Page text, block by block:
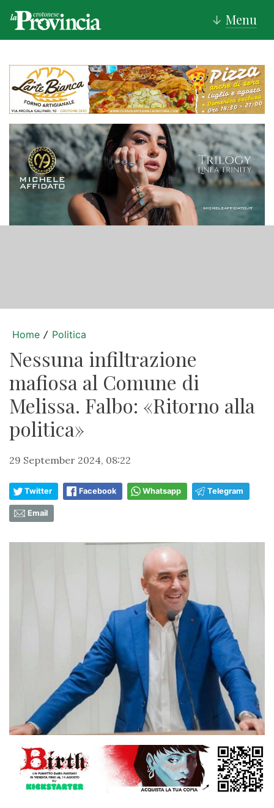
↓ Menu
Home / Politica
Nessuna infiltrazione
mafiosa al Comune di
Melissa. Falbo: «Ritorno alla
politica»
29 September 2024, 08:22
Twitter Facebook Whatsapp Telegram
Email